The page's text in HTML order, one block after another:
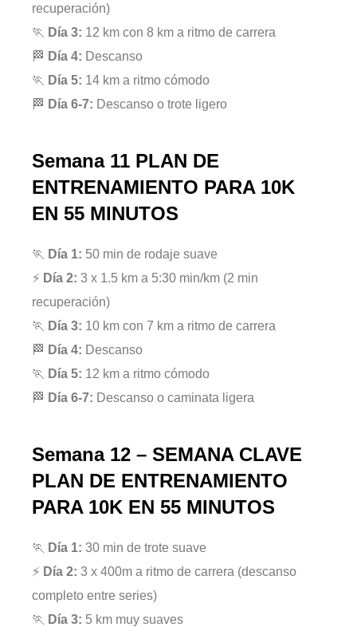
recuperación)
🏃 Día 3: 12 km con 8 km a ritmo de carrera
🏁 Día 4: Descanso
🏃 Día 5: 14 km a ritmo cómodo
🏁 Día 6-7: Descanso o trote ligero
Semana 11 PLAN DE
ENTRENAMIENTO PARA 10K
EN 55 MINUTOS
🏃 Día 1: 50 min de rodaje suave
⚡ Día 2: 3 x 1.5 km a 5:30 min/km (2 min
recuperación)
🏃 Día 3: 10 km con 7 km a ritmo de carrera
🏁 Día 4: Descanso
🏃 Día 5: 12 km a ritmo cómodo
🏁 Día 6-7: Descanso o caminata ligera
Semana 12 – SEMANA CLAVE
PLAN DE ENTRENAMIENTO
PARA 10K EN 55 MINUTOS
🏃 Día 1: 30 min de trote suave
⚡ Día 2: 3 x 400m a ritmo de carrera (descanso
completo entre series)
🏃 Día 3: 5 km muy suaves